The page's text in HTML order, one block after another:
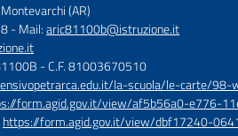
(AR)
- Mail:aric81100b@istruzione.it
- C.F. 81003670510
la-scuola/le-carte/98-
form.agid.gov.it/view/af5b56a0-e776-
https://form.agid.gov.it/view/dbf17240-